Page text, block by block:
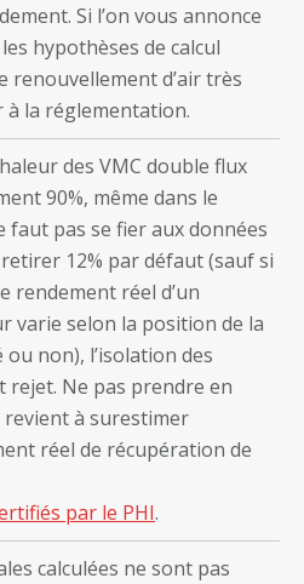
Si l’on vous annonce
hypothèses de calcul
renouvellement d’air très
la réglementation.
des VMC double flux
90%, même dans le
faut pas se fier aux données
12% par défaut (sauf si
rendement réel d’un
varie selon la position de la
ou non), l’isolation des
rejet. Ne pas prendre en
revient à surestimer
réel de récupération de
par le PHI.
calculées ne sont pas